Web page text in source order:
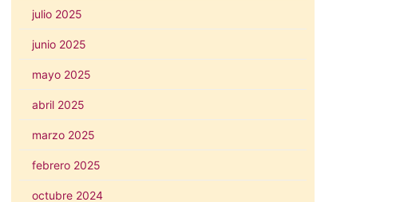
julio 2025
junio 2025
mayo 2025
abril 2025
marzo 2025
febrero 2025
octubre 2024